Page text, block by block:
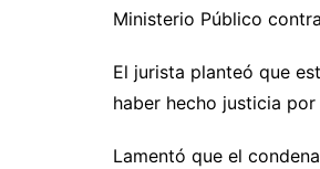
Ministerio Público
El jurista planteó que
haber hecho justicia
Lamentó que el